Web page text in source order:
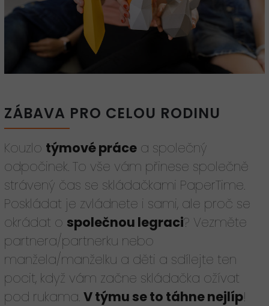
ZÁBAVA PRO CELOU RODINU
Kouzlo týmové práce a společný
odpočinek. To vše vám přinese společně
strávený čas se skládačkami PaperTime.
Poskládat je zvládnete i sami, ale proč se
okrádat o společnou legraci? Vezměte
partnera/partnerku nebo
manžela/manželku a děti a sdílejte ten
pocit, když vám začne skládačka ožívat
pod rukama. V týmu se to táhne nejlíp!